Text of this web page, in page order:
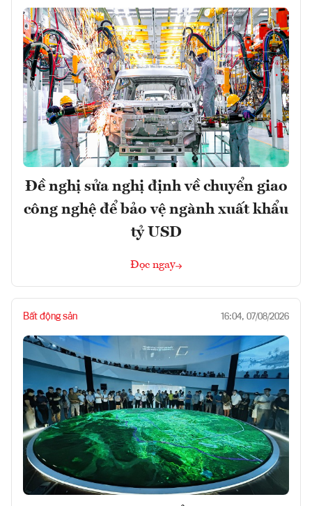
Đề nghị sửa nghị định về chuyển giao
công nghệ để bảo vệ ngành xuất khẩu
tỷ USD
Đọc ngay
Bất động sản 16:04, 07/08/2026